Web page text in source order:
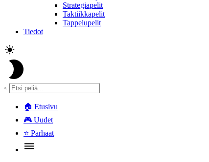
Strategiapelit
Taktiikkapelit
Tappelupelit
Tiedot
🏠 Etusivu
🎮 Uudet
⭐ Parhaat